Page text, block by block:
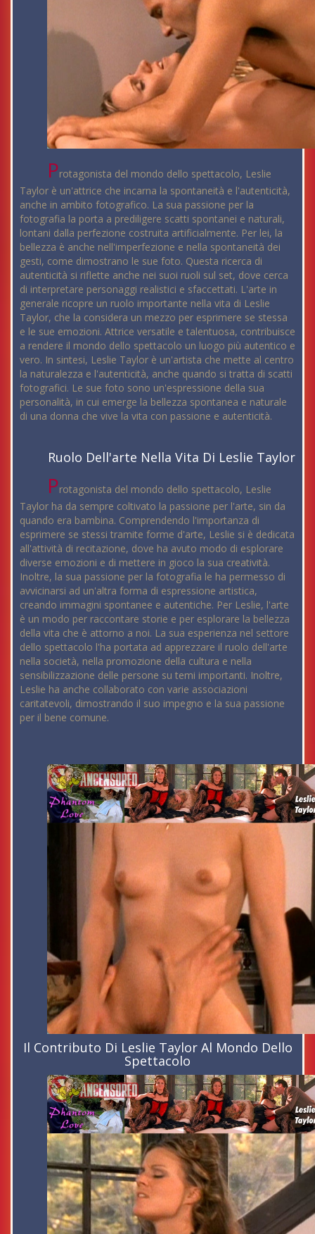
Protagonista del mondo dello spettacolo, Leslie
Taylor è un'attrice che incarna la spontaneità e l'autenticità,
anche in ambito fotografico. La sua passione per la
fotografia la porta a prediligere scatti spontanei e naturali,
lontani dalla perfezione costruita artificialmente. Per lei, la
bellezza è anche nell'imperfezione e nella spontaneità dei
gesti, come dimostrano le sue foto. Questa ricerca di
autenticità si riflette anche nei suoi ruoli sul set, dove cerca
di interpretare personaggi realistici e sfaccettati. L'arte in
generale ricopre un ruolo importante nella vita di Leslie
Taylor, che la considera un mezzo per esprimere se stessa
e le sue emozioni. Attrice versatile e talentuosa, contribuisce
a rendere il mondo dello spettacolo un luogo più autentico e
vero. In sintesi, Leslie Taylor è un'artista che mette al centro
la naturalezza e l'autenticità, anche quando si tratta di scatti
fotografici. Le sue foto sono un'espressione della sua
personalità, in cui emerge la bellezza spontanea e naturale
di una donna che vive la vita con passione e autenticità.
Ruolo Dell'arte Nella Vita Di Leslie Taylor
Protagonista del mondo dello spettacolo, Leslie
Taylor ha da sempre coltivato la passione per l'arte, sin da
quando era bambina. Comprendendo l'importanza di
esprimere se stessi tramite forme d'arte, Leslie si è dedicata
all'attività di recitazione, dove ha avuto modo di esplorare
diverse emozioni e di mettere in gioco la sua creatività.
Inoltre, la sua passione per la fotografia le ha permesso di
avvicinarsi ad un'altra forma di espressione artistica,
creando immagini spontanee e autentiche. Per Leslie, l'arte
è un modo per raccontare storie e per esplorare la bellezza
della vita che è attorno a noi. La sua esperienza nel settore
dello spettacolo l'ha portata ad apprezzare il ruolo dell'arte
nella società, nella promozione della cultura e nella
sensibilizzazione delle persone su temi importanti. Inoltre,
Leslie ha anche collaborato con varie associazioni
caritatevoli, dimostrando il suo impegno e la sua passione
per il bene comune.
Il Contributo Di Leslie Taylor Al Mondo Dello
Spettacolo